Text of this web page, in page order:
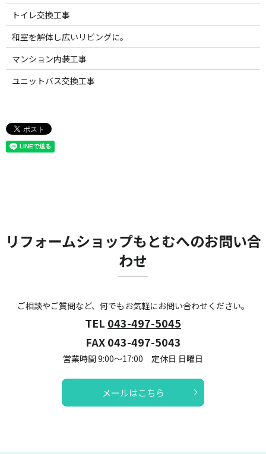
トイレ交換工事
和室を解体し広いリビングに。
マンション内装工事
ユニットバス交換工事
リフォームショップもとむへのお問い合
わせ
ご相談やご質問など、何でもお気軽にお問い合わせください。
TEL 043-497-5045
FAX 043-497-5043
営業時間 9:00～17:00 定休日 日曜日
メールはこちら